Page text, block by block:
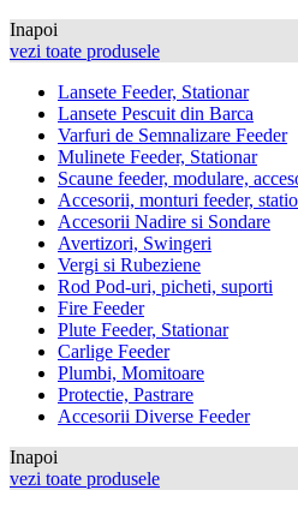
Inapoi
vezi toate produsele
Lansete Feeder, Stationar
Lansete Pescuit din Barca
Varfuri de Semnalizare Feeder
Mulinete Feeder, Stationar
Scaune feeder, modulare,
Accesorii, monturi feeder,
Accesorii Nadire si Sondare
Avertizori, Swingeri
Vergi si Rubeziene
Rod Pod-uri, picheti, suporti
Fire Feeder
Plute Feeder, Stationar
Carlige Feeder
Plumbi, Momitoare
Protectie, Pastrare
Accesorii Diverse Feeder
Inapoi
vezi toate produsele